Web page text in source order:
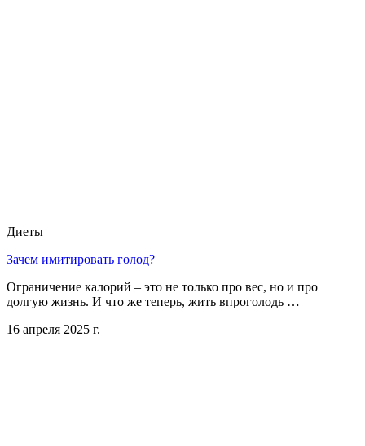
Диеты
Зачем имитировать голод?
Ограничение калорий – это не только про вес, но и про
долгую жизнь. И что же теперь, жить впроголодь …
16 апреля 2025 г.